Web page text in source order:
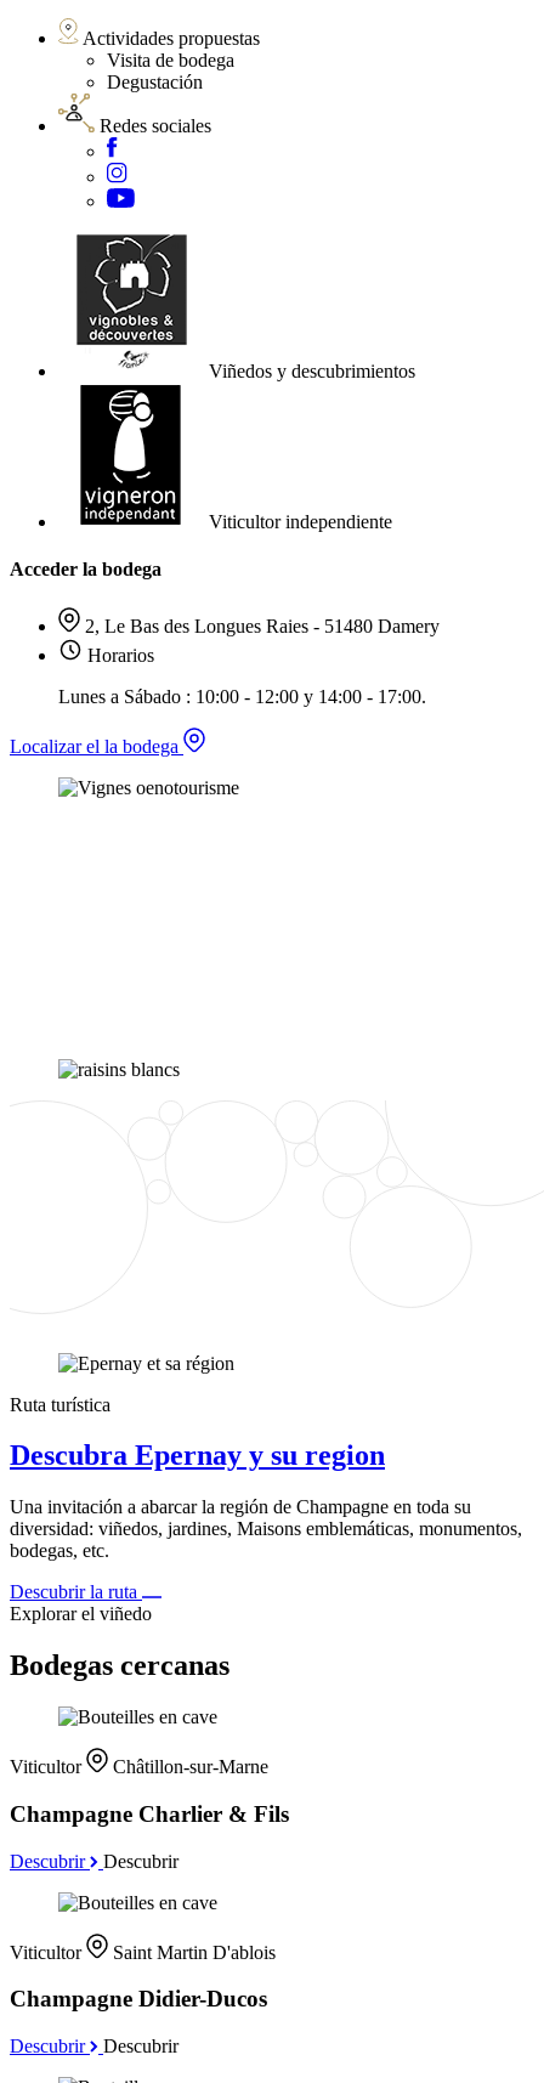
Actividades propuestas
Visita de bodega
Degustación
Redes sociales
Viñedos y descubrimientos
Viticultor independiente
Acceder la bodega
2, Le Bas des Longues Raies - 51480 Damery
Horarios
Lunes a Sábado : 10:00 - 12:00 y 14:00 - 17:00.
Localizar el la bodega
Ruta turística
Descubra Epernay y su region
Una invitación a abarcar la región de Champagne en toda su
diversidad: viñedos, jardines, Maisons emblemáticas, monumentos,
bodegas, etc.
Descubrir la ruta
Explorar el viñedo
Bodegas cercanas
Viticultor Châtillon-sur-Marne
Champagne Charlier & Fils
Descubrir Descubrir
Viticultor Saint Martin D'ablois
Champagne Didier-Ducos
Descubrir Descubrir